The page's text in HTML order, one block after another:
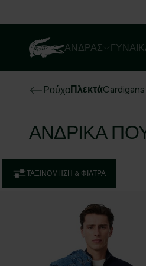
ΆΝΔΡΑΣ
ΡούχαΠλεκτάCardigans
ΑΝΔΡΙΚΆ
ΤΑΞΙΝΌΜΗΣΗ & ΦΊΛΤΡΑ